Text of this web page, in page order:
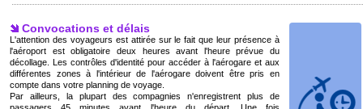
Convocations et délais
L'attention des voyageurs est attirée sur le fait que leur présence à
l'aéroport est obligatoire deux heures avant l'heure prévue du
décollage. Les contrôles d'identité pour accéder à l'aérogare et aux
différentes zones à l'intérieur de l'aérogare doivent être pris en
compte dans votre planning de voyage.
Par ailleurs, la plupart des compagnies n'enregistrent plus de